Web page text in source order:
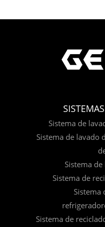
Sistema de
Sistema de lavado
Sistema
Sistema de
Sistema
Sistema de